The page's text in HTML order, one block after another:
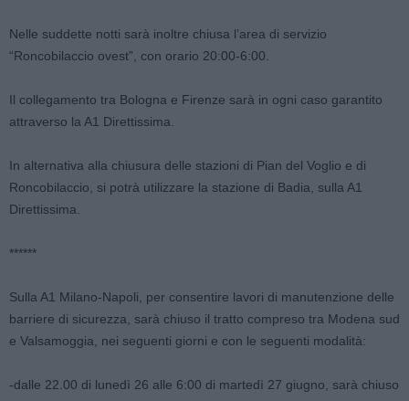
Nelle suddette notti sarà inoltre chiusa l’area di servizio
“Roncobilaccio ovest”, con orario 20:00-6:00.
Il collegamento tra Bologna e Firenze sarà in ogni caso garantito
attraverso la A1 Direttissima.
In alternativa alla chiusura delle stazioni di Pian del Voglio e di
Roncobilaccio, si potrà utilizzare la stazione di Badia, sulla A1
Direttissima.
******
Sulla A1 Milano-Napoli, per consentire lavori di manutenzione delle
barriere di sicurezza, sarà chiuso il tratto compreso tra Modena sud
e Valsamoggia, nei seguenti giorni e con le seguenti modalità:
-dalle 22.00 di lunedì 26 alle 6:00 di martedì 27 giugno, sarà chiuso